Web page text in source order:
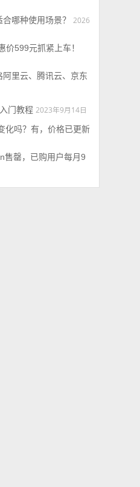
哪种使用场景？
2026
价599元抓紧上车！
里云、腾讯云、京东
门教程 2023年9月14日
化吗？有，价格已更新
售罄，已购用户每月9